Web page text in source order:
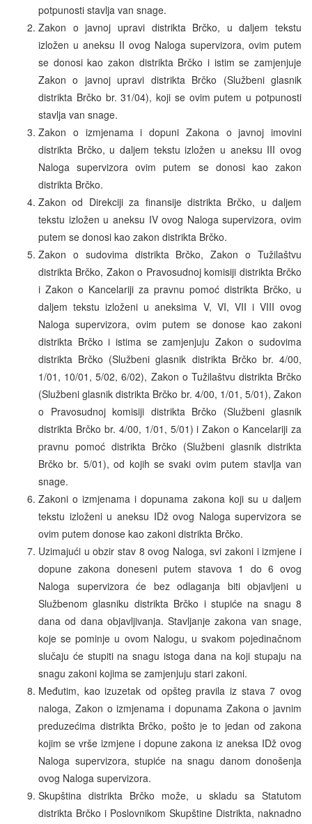
potpunosti stavlja van snage.
Zakon o javnoj upravi distrikta Brčko, u daljem tekstu
izložen u aneksu II ovog Naloga supervizora, ovim putem
se donosi kao zakon distrikta Brčko i istim se zamjenjuje
Zakon o javnoj upravi distrikta Brčko (Službeni glasnik
distrikta Brčko br. 31/04), koji se ovim putem u potpunosti
stavlja van snage.
Zakon o izmjenama i dopuni Zakona o javnoj imovini
distrikta Brčko, u daljem tekstu izložen u aneksu III ovog
Naloga supervizora ovim putem se donosi kao zakon
distrikta Brčko.
Zakon od Direkciji za finansije distrikta Brčko, u daljem
tekstu izložen u aneksu IV ovog Naloga supervizora, ovim
putem se donosi kao zakon distrikta Brčko.
Zakon o sudovima distrikta Brčko, Zakon o Tužilaštvu
distrikta Brčko, Zakon o Pravosudnoj komisiji distrikta Brčko
i Zakon o Kancelariji za pravnu pomoć distrikta Brčko, u
daljem tekstu izloženi u aneksima V, VI, VII i VIII ovog
Naloga supervizora, ovim putem se donose kao zakoni
distrikta Brčko i istima se zamjenjuju Zakon o sudovima
distrikta Brčko (Službeni glasnik distrikta Brčko br. 4/00,
1/01, 10/01, 5/02, 6/02), Zakon o Tužilaštvu distrikta Brčko
(Službeni glasnik distrikta Brčko br. 4/00, 1/01, 5/01), Zakon
o Pravosudnoj komisiji distrikta Brčko (Službeni glasnik
distrikta Brčko br. 4/00, 1/01, 5/01) i Zakon o Kancelariji za
pravnu pomoć distrikta Brčko (Službeni glasnik distrikta
Brčko br. 5/01), od kojih se svaki ovim putem stavlja van
snage.
Zakoni o izmjenama i dopunama zakona koji su u daljem
tekstu izloženi u aneksu IDž ovog Naloga supervizora se
ovim putem donose kao zakoni distrikta Brčko.
Uzimajući u obzir stav 8 ovog Naloga, svi zakoni i izmjene i
dopune zakona doneseni putem stavova 1 do 6 ovog
Naloga supervizora će bez odlaganja biti objavljeni u
Službenom glasniku distrikta Brčko i stupiće na snagu 8
dana od dana objavljivanja. Stavljanje zakona van snage,
koje se pominje u ovom Nalogu, u svakom pojedinačnom
slučaju će stupiti na snagu istoga dana na koji stupaju na
snagu zakoni kojima se zamjenjuju stari zakoni.
Međutim, kao izuzetak od opšteg pravila iz stava 7 ovog
naloga, Zakon o izmjenama i dopunama Zakona o javnim
preduzećima distrikta Brčko, pošto je to jedan od zakona
kojim se vrše izmjene i dopune zakona iz aneksa IDž ovog
Naloga supervizora, stupiće na snagu danom donošenja
ovog Naloga supervizora.
Skupština distrikta Brčko može, u skladu sa Statutom
distrikta Brčko i Poslovnikom Skupštine Distrikta, naknadno